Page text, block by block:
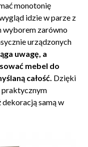
monotonię
idzie w parze z
wyborem zarówno
urządzonych
uwagę, a
mebel do
całość. Dzięki
praktycznym
dekoracją samą w